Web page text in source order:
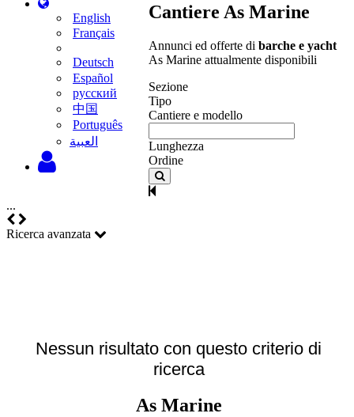
English
Français
Deutsch
Español
русский
中国
Português
‫العبية
Cantiere As Marine
Annunci ed offerte di barche e yacht
As Marine attualmente disponibili
Sezione
Tipo
Cantiere e modello
Lunghezza
Ordine
...
Ricerca avanzata
Nessun risultato con questo criterio di
ricerca
As Marine